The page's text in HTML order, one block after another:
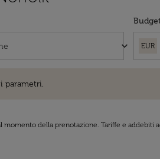
keyboard_arrow_down EUR
parametri.
della prenotazione. Tariffe e addebiti